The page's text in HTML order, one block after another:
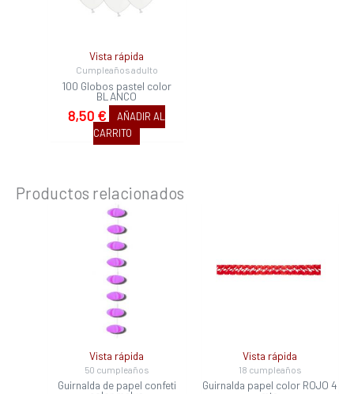
Vista rápida
Cumpleaños adulto
100 Globos pastel color
BLANCO
8,50 €
AÑADIR AL
CARRITO
Productos relacionados
Vista rápida
50 cumpleaños
Guirnalda de papel confeti
Vista rápida
18 cumpleaños
Guirnalda papel color ROJO 4